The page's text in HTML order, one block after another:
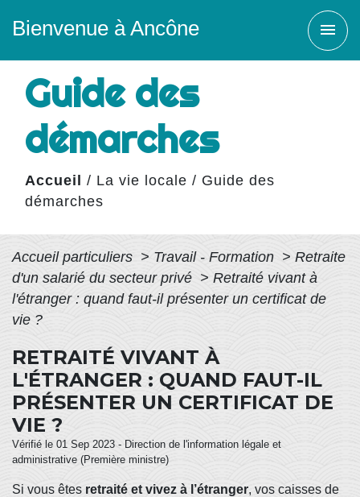
Bienvenue à Ancône menu
Guide des
démarches
Accueil / La vie locale / Guide des
démarches
Accueil particuliers > Travail - Formation > Retraite
d'un salarié du secteur privé > Retraité vivant à
l'étranger : quand faut-il présenter un certificat de
vie ?
RETRAITÉ VIVANT À
L'ÉTRANGER : QUAND FAUT-IL
PRÉSENTER UN CERTIFICAT DE
VIE ?
Vérifié le 01 Sep 2023 - Direction de l'information légale et
administrative (Première ministre)
Si vous êtes retraité et vivez à l’étranger, vos caisses de